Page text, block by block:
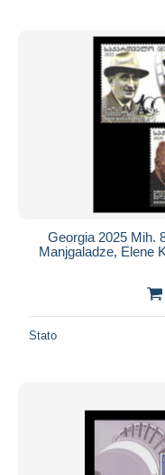
Georgia 2025 Mih.
Manjgaladze, Elene
Stato